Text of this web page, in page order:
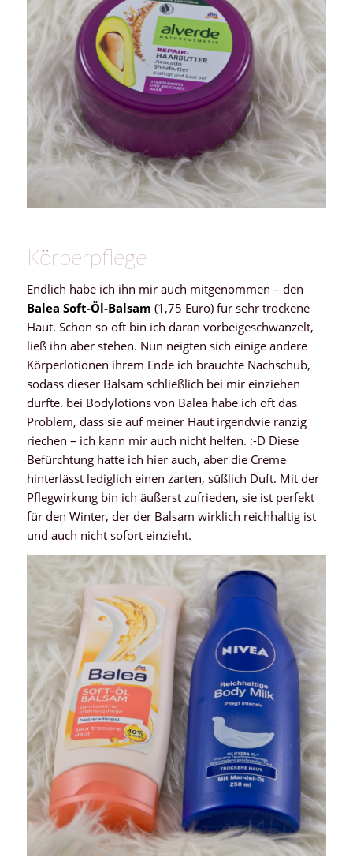
Körperpflege
Endlich habe ich ihn mir auch mitgenommen – den
Balea Soft-Öl-Balsam (1,75 Euro) für sehr trockene
Haut. Schon so oft bin ich daran vorbeigeschwänzelt,
ließ ihn aber stehen. Nun neigten sich einige andere
Körperlotionen ihrem Ende ich brauchte Nachschub,
sodass dieser Balsam schließlich bei mir einziehen
durfte. bei Bodylotions von Balea habe ich oft das
Problem, dass sie auf meiner Haut irgendwie ranzig
riechen – ich kann mir auch nicht helfen. :-D Diese
Befürchtung hatte ich hier auch, aber die Creme
hinterlässt lediglich einen zarten, süßlich Duft. Mit der
Pflegwirkung bin ich äußerst zufrieden, sie ist perfekt
für den Winter, der der Balsam wirklich reichhaltig ist
und auch nicht sofort einzieht.